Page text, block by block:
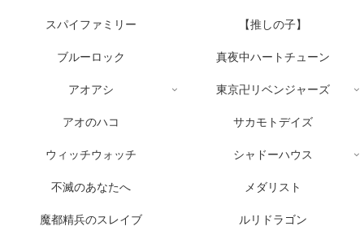
スパイファミリー 【推しの子】
ブルーロック 真夜中ハートチューン
アオアシ 東京卍リベンジャーズ
アオのハコ サカモトデイズ
ウィッチウォッチ シャドーハウス
不滅のあなたへ メダリスト
魔都精兵のスレイブ ルリドラゴン